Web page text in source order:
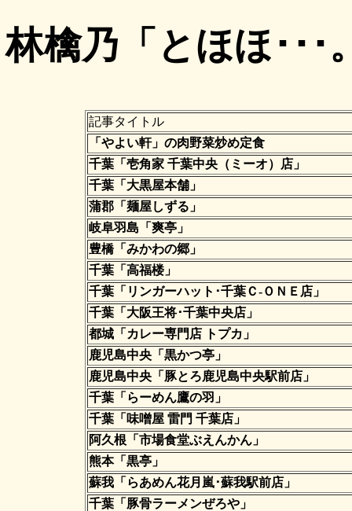
林檎乃「とほほ･･･
記事タイトル
「やよい軒」の肉野菜炒め定食
千葉「壱角家 千葉中央（ミーオ）店」
千葉「大黒屋本舗」
蒲郡「麺屋しずる」
岐阜羽島「爽亭」
豊橋「みかわの郷」
千葉「高福楼」
千葉「リンガーハット･千葉Ｃ-ＯＮＥ店」
千葉「大阪王将･千葉中央店」
都城「カレー専門店 トプカ」
鹿児島中央「黒かつ亭」
鹿児島中央「豚とろ鹿児島中央駅前店」
千葉「らーめん鷹の羽」
千葉「味噌屋 雷門 千葉店」
阿久根「市場食堂ぶえんかん」
熊本「黒亭」
蘇我「らあめん花月嵐･蘇我駅前店」
千葉「豚骨ラーメンぜろや」